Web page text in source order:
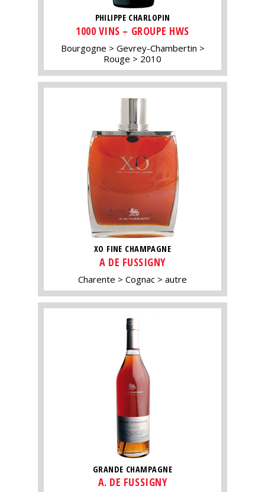
PHILIPPE CHARLOPIN
1000 VINS – GROUPE HWS
Bourgogne
Gevrey-Chambertin
Rouge
2010
XO FINE CHAMPAGNE
A DE FUSSIGNY
Charente Cognac autre
GRANDE CHAMPAGNE
A. DE FUSSIGNY